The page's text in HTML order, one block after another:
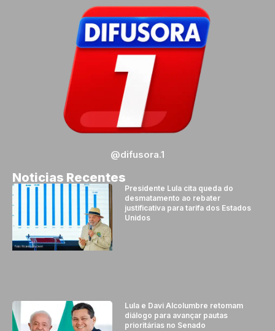
@difusora.1
Noticias Recentes
Presidente Lula cita queda do
desmatamento ao rebater
justificativa para tarifa dos Estados
Unidos
Lula e Davi Alcolumbre retomam
diálogo para avançar pautas
prioritárias no Senado